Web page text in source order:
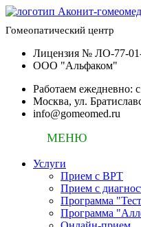
Гомеопатический центр
Лицензия № ЛО-77-
ООО "Альфаком"
Работаем ежедневно:
Москва, ул.
info@gomeomed.ru
МЕНЮ
Услуги
Прием с ВРТ
Прием с
Программа
Программа